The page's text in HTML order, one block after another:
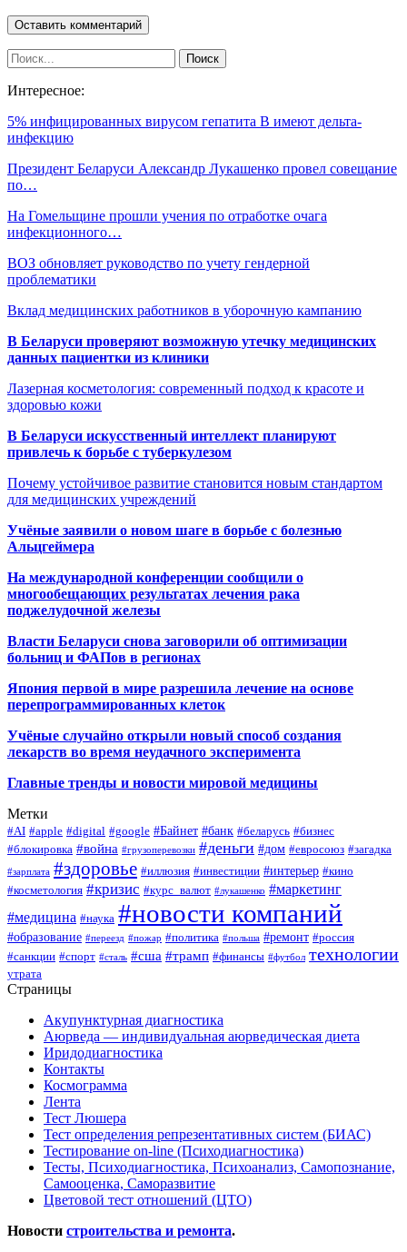
Интересное:
5% инфицированных вирусом гепатита B имеют дельта-
инфекцию
Президент Беларуси Александр Лукашенко провел совещание
по…
На Гомельщине прошли учения по отработке очага
инфекционного…
ВОЗ обновляет руководство по учету гендерной
проблематики
Вклад медицинских работников в уборочную кампанию
В Беларуси проверяют возможную утечку медицинских
данных пациентки из клиники
Лазерная косметология: современный подход к красоте и
здоровью кожи
В Беларуси искусственный интеллект планируют
привлечь к борьбе с туберкулезом
Почему устойчивое развитие становится новым стандартом
для медицинских учреждений
Учёные заявили о новом шаге в борьбе с болезнью
Альцгеймера
На международной конференции сообщили о
многообещающих результатах лечения рака
поджелудочной железы
Власти Беларуси снова заговорили об оптимизации
больниц и ФАПов в регионах
Япония первой в мире разрешила лечение на основе
перепрограммированных клеток
Учёные случайно открыли новый способ создания
лекарств во время неудачного эксперимента
Главные тренды и новости мировой медицины
Метки
#AI #apple #digital #google #Байнет #банк #беларусь #бизнес
#блокировка #война #грузоперевозки #деньги #дом #евросоюз #загадка
#зарплата #здоровье #иллюзия #инвестиции #интерьер #кино
#косметология #кризис #курс_валют #лукашенко #маркетинг
#медицина #наука #новости компаний
#образование #переезд #пожар #политика #польша #ремонт #россия
#санкции #спорт #сталь #сша #трамп #финансы #футбол технологии
утрата
Страницы
Акупунктурная диагностика
Аюрведа — индивидуальная аюрведическая диета
Иридодиагностика
Контакты
Космограмма
Лента
Тест Люшера
Тест определения репрезентативных систем (БИАС)
Тестирование on-line (Психодиагностика)
Тесты, Психодиагностика, Психоанализ, Самопознание,
Самооценка, Саморазвитие
Цветовой тест отношений (ЦТО)
Новости строительства и ремонта.